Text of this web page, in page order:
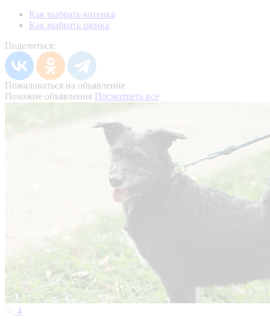
Как выбрать котенка
Как выбрать щенка
Поделиться:
Пожаловаться на объявление
Похожие объявления Посмотреть все
4